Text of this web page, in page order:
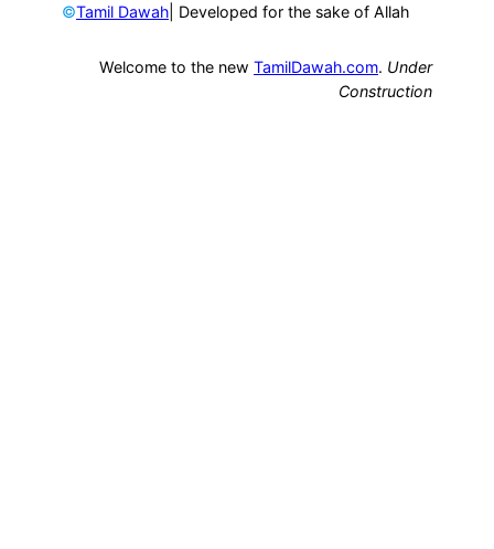
©Tamil Dawah | Developed for the sake of Allah
Welcome to the new TamilDawah.com. Under
Construction